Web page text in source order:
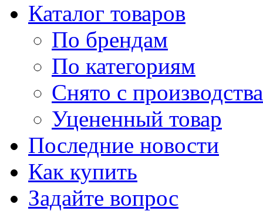
Каталог товаров
По брендам
По категориям
Снято с производства
Уцененный товар
Последние новости
Как купить
Задайте вопрос